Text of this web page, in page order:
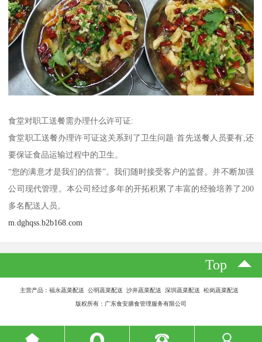
食堂对职工送餐需办理什么许可证:
食堂职工送餐办理许可证这关系到了卫生问题·首先送餐人员要有,还
要保证食品运输过程中的卫生。
“您的满意才是我们的信誉”。我们随时接受客户的监督。并不断加强
公司现代管理。本公司经过多年的开拓积累了丰富的经验培养了200
多名配送人员。
m.dghqss.b2b168.com
Top
主营产品：福永蔬菜配送 公明蔬菜配送 沙井蔬菜配送 深圳蔬菜配送 松岗蔬菜配送
版权所有：广东食安膳食管理服务有限公司